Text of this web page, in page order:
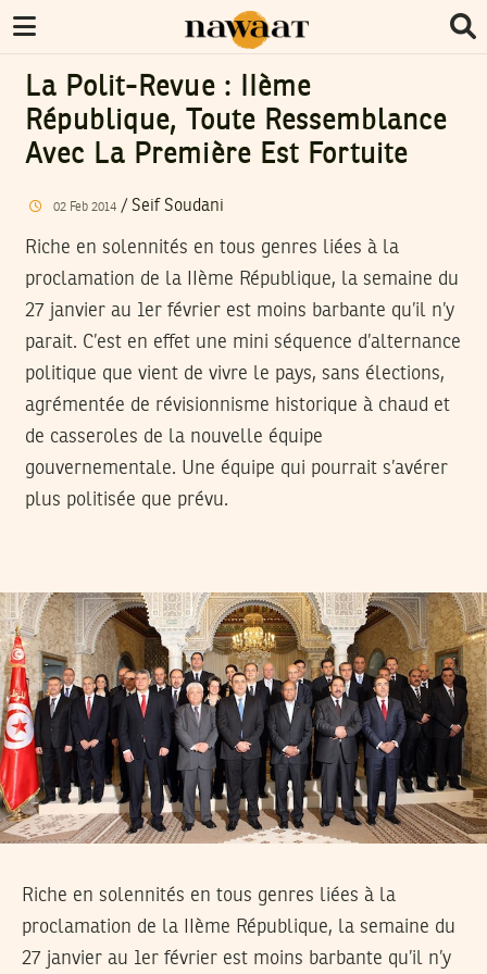
La Polit-Revue : IIème
République, Toute Ressemblance
Avec La Première Est Fortuite
02 Feb 2014/ Seif Soudani
Riche en solennités en tous genres liées à la
proclamation de la IIème République, la semaine du
27 janvier au 1er février est moins barbante qu’il n’y
parait. C’est en effet une mini séquence d’alternance
politique que vient de vivre le pays, sans élections,
agrémentée de révisionnisme historique à chaud et
de casseroles de la nouvelle équipe
gouvernementale. Une équipe qui pourrait s’avérer
plus politisée que prévu.
Riche en solennités en tous genres liées à la
proclamation de la IIème République, la semaine du
27 janvier au 1er février est moins barbante qu’il n’y